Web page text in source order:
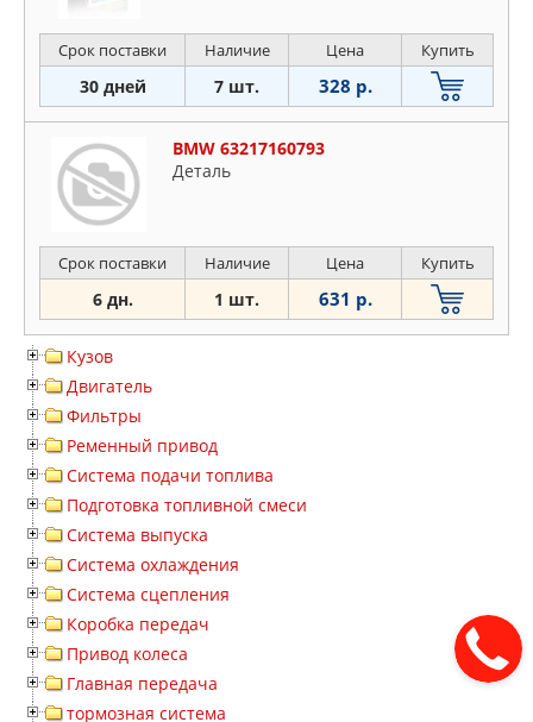
Срок поставки Наличие Цена Купить
30 дней 7 шт. 328 р.
BMW 63217160793
Деталь
Срок поставки Наличие Цена Купить
6 дн. 1 шт. 631 р.
Кузов
Двигатель
Фильтры
Ременный привод
Система подачи топлива
Подготовка топливной смеси
Система выпуска
Система охлаждения
Система сцепления
Коробка передач
Привод колеса
Главная передача
тормозная система